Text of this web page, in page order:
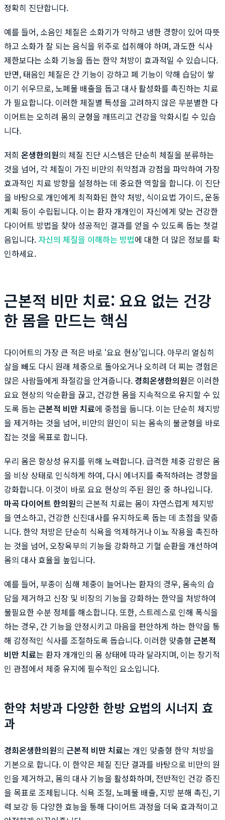
정확히 진단합니다.
예를 들어, 소음인 체질은 소화기가 약하고 냉한 경향이 있어 따뜻
하고 소화가 잘 되는 음식을 위주로 섭취해야 하며, 과도한 식사
제한보다는 소화 기능을 돕는 한약 처방이 효과적일 수 있습니다.
반면, 태음인 체질은 간 기능이 강하고 폐 기능이 약해 습담이 쌓
이기 쉬우므로, 노폐물 배출을 돕고 대사 활성화를 촉진하는 치료
가 필요합니다. 이러한 체질별 특성을 고려하지 않은 무분별한 다
이어트는 오히려 몸의 균형을 깨뜨리고 건강을 악화시킬 수 있습
니다.
저희 온생한의원의 체질 진단 시스템은 단순히 체질을 분류하는
것을 넘어, 각 체질이 가진 비만의 취약점과 강점을 파악하여 가장
효과적인 치료 방향을 설정하는 데 중요한 역할을 합니다. 이 진단
을 바탕으로 개인에게 최적화된 한약 처방, 식이요법 가이드, 운동
계획 등이 수립됩니다. 이는 환자 개개인이 자신에게 맞는 건강한
다이어트 방법을 찾아 성공적인 결과를 얻을 수 있도록 돕는 첫걸
음입니다. 자신의 체질을 이해하는 방법에 대한 더 많은 정보를 확
인하세요.
근본적 비만 치료: 요요 없는 건강
한 몸을 만드는 핵심
다이어트의 가장 큰 적은 바로 ‘요요 현상’입니다. 아무리 열심히
살을 빼도 다시 원래 체중으로 돌아오거나 오히려 더 찌는 경험은
많은 사람들에게 좌절감을 안겨줍니다. 경희온생한의원은 이러한
요요 현상의 악순환을 끊고, 건강한 몸을 지속적으로 유지할 수 있
도록 돕는 근본적 비만 치료에 중점을 둡니다. 이는 단순히 체지방
을 제거하는 것을 넘어, 비만의 원인이 되는 몸속의 불균형을 바로
잡는 것을 목표로 합니다.
우리 몸은 항상성 유지를 위해 노력합니다. 급격한 체중 감량은 몸
을 비상 상태로 인식하게 하여, 다시 에너지를 축적하려는 경향을
강화합니다. 이것이 바로 요요 현상의 주된 원인 중 하나입니다.
마곡 다이어트 한의원의 근본적 치료는 몸이 자연스럽게 체지방
을 연소하고, 건강한 신진대사를 유지하도록 돕는 데 초점을 맞춥
니다. 한약 처방은 단순히 식욕을 억제하거나 이뇨 작용을 촉진하
는 것을 넘어, 오장육부의 기능을 강화하고 기혈 순환을 개선하여
몸의 대사 효율을 높입니다.
예를 들어, 부종이 심해 체중이 늘어나는 환자의 경우, 몸속의 습
담을 제거하고 신장 및 비장의 기능을 강화하는 한약을 처방하여
불필요한 수분 정체를 해소합니다. 또한, 스트레스로 인해 폭식을
하는 경우, 간 기능을 안정시키고 마음을 편안하게 하는 한약을 통
해 감정적인 식사를 조절하도록 돕습니다. 이러한 맞춤형 근본적
비만 치료는 환자 개개인의 몸 상태에 따라 달라지며, 이는 장기적
인 관점에서 체중 유지에 필수적인 요소입니다.
한약 처방과 다양한 한방 요법의 시너지 효
과
경희온생한의원의 근본적 비만 치료는 개인 맞춤형 한약 처방을
기본으로 합니다. 이 한약은 체질 진단 결과를 바탕으로 비만의 원
인을 제거하고, 몸의 대사 기능을 활성화하며, 전반적인 건강 증진
을 목표로 조제됩니다. 식욕 조절, 노폐물 배출, 지방 분해 촉진, 기
력 보강 등 다양한 효능을 통해 다이어트 과정을 더욱 효과적이고